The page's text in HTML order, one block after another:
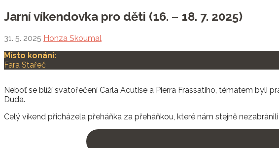
Jarní víkendovka pro děti (16. – 18. 7. 2025)
31. 5. 2025 Honza Skoumal
Místo konání:
Fara Stařeč
Neboť se blíží svatořečení Carla Acutise a Pierra Frassatiho, tématem byli
Duda.
Celý víkend přicházela přeháňka za přeháňkou, které nám stejně